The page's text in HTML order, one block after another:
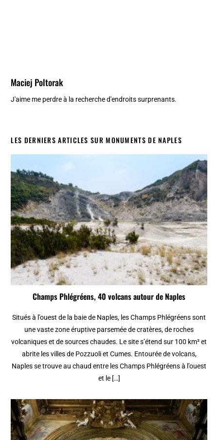
Maciej Poltorak
J'aime me perdre à la recherche d'endroits surprenants.
LES DERNIERS ARTICLES SUR MONUMENTS DE NAPLES
Champs Phlégréens, 40 volcans autour de Naples
Situés à l’ouest de la baie de Naples, les Champs Phlégréens sont
une vaste zone éruptive parsemée de cratères, de roches
volcaniques et de sources chaudes. Le site s’étend sur 100 km² et
abrite les villes de Pozzuoli et Cumes. Entourée de volcans,
Naples se trouve au chaud entre les Champs Phlégréens à l’ouest
et le […]